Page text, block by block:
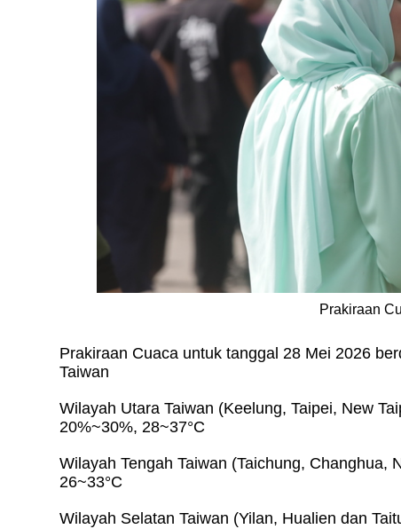
Prakiraan
Prakiraan Cuaca untuk tanggal 28 Mei 2026
Taiwan
Wilayah Utara Taiwan (Keelung, Taipei, New
20%~30%, 28~37°C
Wilayah Tengah Taiwan (Taichung,
26~33°C
Wilayah Selatan Taiwan (Yilan, Hualien dan